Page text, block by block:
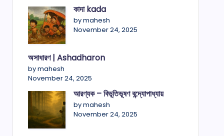
কাদা kada
by mahesh
November 24, 2025
অসাধারণ | Ashadharon
by mahesh
November 24, 2025
আরণ্যক – বিভূতিভূষণ বন্দ্যোপাধ্যায়
by mahesh
November 24, 2025